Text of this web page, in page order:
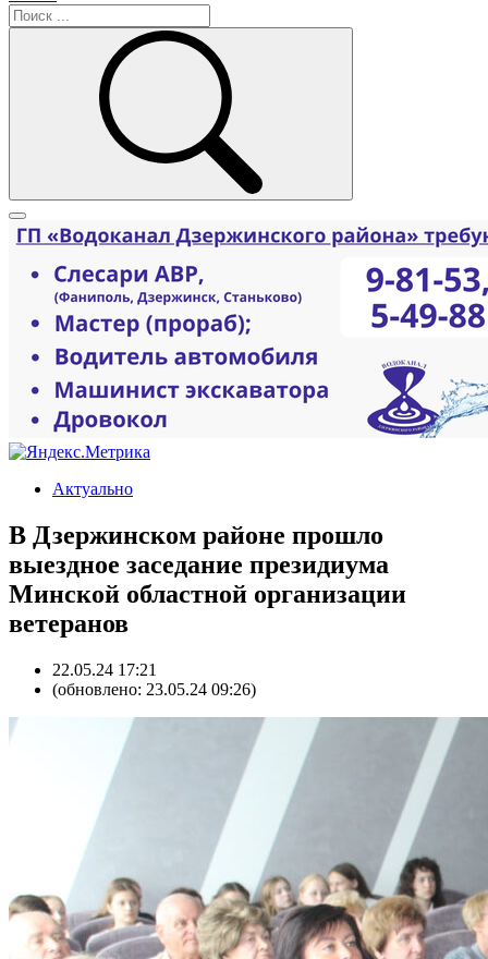
Актуально
В Дзержинском районе прошло
выездное заседание президиума
Минской областной организации
ветеранов
22.05.24 17:21
(обновлено: 23.05.24 09:26)